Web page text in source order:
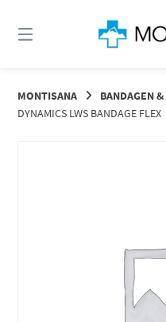
zum
MONTISANA BANDAGEN
DYNAMICS LWS BANDAGE FLEX